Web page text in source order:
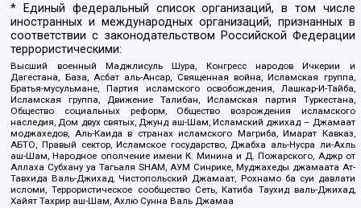
* Единый федеральный список организаций, в том числе
иностранных и международных организаций, признанных в
соответствии с законодательством Российской Федерации
террористическими:
Высший военный Маджлисуль Шура, Конгресс народов Ичкерии и
Дагестана, База, Асбат аль-Ансар, Священная война, Исламская группа,
Братья-мусульмане, Партия исламского освобождения, Лашкар-И-Тайба,
Исламская группа, Движение Талибан, Исламская партия Туркестана,
Общество социальных реформ, Общество возрождения исламского
наследия, Дом двух святых, Джунд аш-Шам, Исламский джихад – Джамаат
моджахедов, Аль-Каида в странах исламского Магриба, Имарат Кавказ,
АБТО, Правый сектор, Исламское государство, Джабха аль-Нусра ли-Ахль
аш-Шам, Народное ополчение имени К. Минина и Д. Пожарского, Аджр от
Аллаха Субхану уа Тагьаля SHAM, АУМ Синрике, Муджахеды джамаата Ат-
Тавхида Валь-Джихад, Чистопольский Джамаат, Рохнамо ба суи давлати
исломи, Террористическое сообщество Сеть, Катиба Таухид валь-Джихад,
Хайят Тахрир аш-Шам, Ахлю Сунна Валь Джамаа